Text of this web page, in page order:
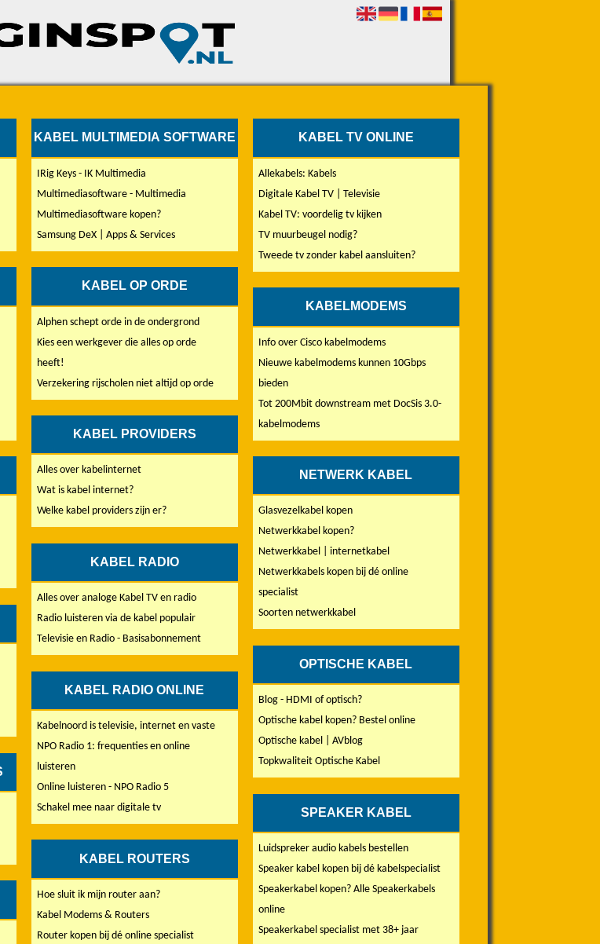
KABEL MULTIMEDIA SOFTWARE
IRig Keys - IK Multimedia
Multimediasoftware - Multimedia
Multimediasoftware kopen?
Samsung DeX | Apps & Services
KABEL OP ORDE
Alphen schept orde in de ondergrond
Kies een werkgever die alles op orde
heeft!
Verzekering rijscholen niet altijd op orde
KABEL PROVIDERS
Alles over kabelinternet
Wat is kabel internet?
Welke kabel providers zijn er?
KABEL RADIO
Alles over analoge Kabel TV en radio
Radio luisteren via de kabel populair
Televisie en Radio - Basisabonnement
KABEL RADIO ONLINE
Kabelnoord is televisie, internet en vaste
NPO Radio 1: frequenties en online
luisteren
Online luisteren - NPO Radio 5
Schakel mee naar digitale tv
KABEL ROUTERS
Hoe sluit ik mijn router aan?
Kabel Modems & Routers
Router kopen bij dé online specialist
KABEL TV ONLINE
Allekabels: Kabels
Digitale Kabel TV | Televisie
Kabel TV: voordelig tv kijken
TV muurbeugel nodig?
Tweede tv zonder kabel aansluiten?
KABELMODEMS
Info over Cisco kabelmodems
Nieuwe kabelmodems kunnen 10Gbps
bieden
Tot 200Mbit downstream met DocSis 3.0-
kabelmodems
NETWERK KABEL
Glasvezelkabel kopen
Netwerkkabel kopen?
Netwerkkabel | internetkabel
Netwerkkabels kopen bij dé online
specialist
Soorten netwerkkabel
OPTISCHE KABEL
Blog - HDMI of optisch?
Optische kabel kopen? Bestel online
Optische kabel | AVblog
Topkwaliteit Optische Kabel
SPEAKER KABEL
Luidspreker audio kabels bestellen
Speaker kabel kopen bij dé kabelspecialist
Speakerkabel kopen? Alle Speakerkabels
online
Speakerkabel specialist met 38+ jaar